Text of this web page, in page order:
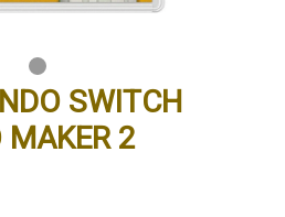
SWITCH
MAKER 2